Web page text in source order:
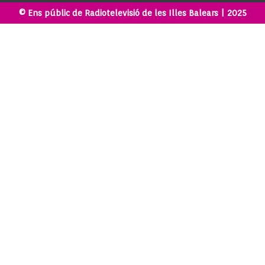
© Ens públic de Radiotelevisió de les Illes Balears | 2025